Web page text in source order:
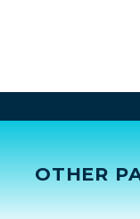
OTHER